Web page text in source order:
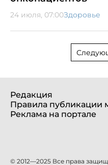
24 июля, 07:00Здоровье
Редакция
Правила публикации
Реклама на портале
© 2012—2025 Все права